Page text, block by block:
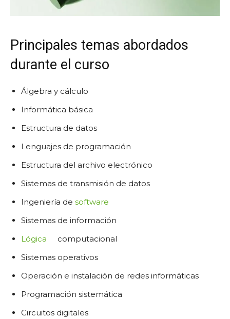
Principales temas abordados
durante el curso
Álgebra y cálculo
Informática básica
Estructura de datos
Lenguajes de programación
Estructura del archivo electrónico
Sistemas de transmisión de datos
Ingeniería de software
Sistemas de información
Lógica
computacional
Sistemas operativos
Operación e instalación de redes informáticas
Programación sistemática
Circuitos digitales